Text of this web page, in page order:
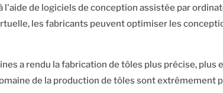
de logiciels de conception assistée par
les fabricants peuvent optimiser les
a rendu la fabrication de tôles plus précise, plus
de la production de tôles sont extrêmement